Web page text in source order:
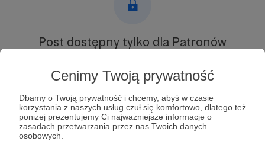
Cenimy Twoją prywatność
Dbamy o Twoją prywatność i chcemy, abyś w czasie
korzystania z naszych usług czuł się komfortowo, dlatego też
poniżej prezentujemy Ci najważniejsze informacje o
zasadach przetwarzania przez nas Twoich danych
osobowych.
Post dostępny tylko dla Patronów
Zostań Patronem
Zaloguj się